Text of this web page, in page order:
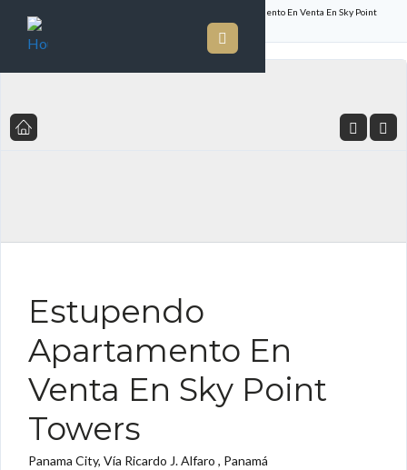
Estupendo Apartamento En Venta En Sky Point
Towers
Estupendo
Apartamento En
Venta En Sky Point
Towers
Panama City, Vía Ricardo J. Alfaro , Panamá